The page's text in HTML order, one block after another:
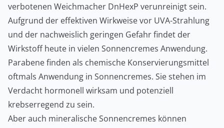
verbotenen Weichmacher DnHexP verunreinigt sein.
Aufgrund der effektiven Wirkweise vor UVA-Strahlung
und der nachweislich geringen Gefahr findet der
Wirkstoff heute in vielen Sonnencremes Anwendung.
Parabene finden als chemische Konservierungsmittel
oftmals Anwendung in Sonnencremes. Sie stehen im
Verdacht hormonell wirksam und potenziell
krebserregend zu sein.
Aber auch mineralische Sonnencremes können